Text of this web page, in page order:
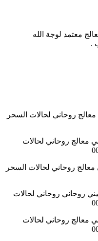
معتمد لوجة الله
روحاني لحالات السحر
معالج روحاني لحالات
روحاني لحالات السحر
روحاني روحاني لحالات
معالج روحاني لحالات